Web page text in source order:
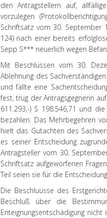
den Antragstellern auf,
vorzulegen
Schriftsatz vom 30. September
124) nach einer bereits
Sepp S*** neuerlich wegen
Mit Beschlüssen vom 30.
Ablehnung des
und fällte eine
fest, trug der Antragsgegnerin
611.293,-) S 198.546,71 und
bezahlen. Das Mehrbegehren
hielt das Gutachten des
es seiner Entscheidung
Antragsteller vom 30.
Schriftsatz aufgeworfenen
Teil seien sie für die
Die Beschluüsse des
Beschluß über die
Enteignungsentschädigung